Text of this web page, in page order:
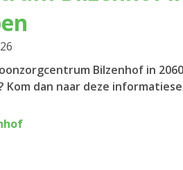
Bilzenhof in 2060
dan naar deze